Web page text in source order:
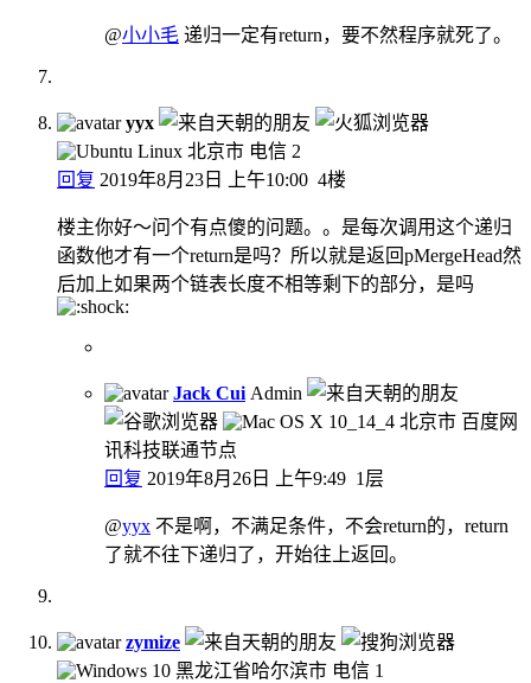
@小小毛 递归一定有return，要不然程序就死了。
yyx
北京市 电信 2
回复 2019年8月23日 上午10:00 4楼
楼主你好～问个有点傻的问题。。是每次调用这个递归
函数他才有一个return是吗？所以就是返回pMergeHead然
后加上如果两个链表长度不相等剩下的部分，是吗
Jack Cui Admin
北京市 百度网
讯科技联通节点
回复 2019年8月26日 上午9:49 1层
@yyx 不是啊，不满足条件，不会return的，return
了就不往下递归了，开始往上返回。
zymize
黑龙江省哈尔滨市 电信 1